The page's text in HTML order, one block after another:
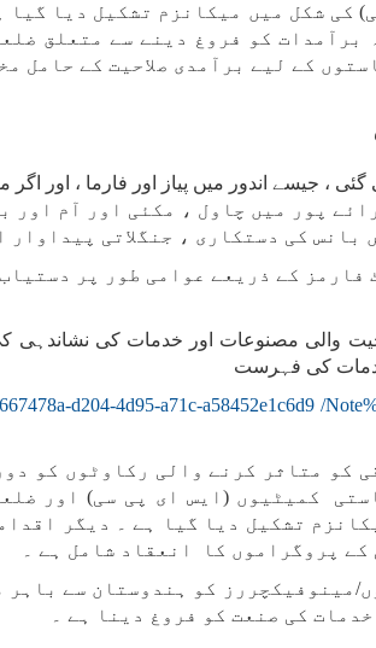
کی شکل میں میکانزم تشکیل دیا گیا
کیے گئے ہیں ، جن میں سے 249 کو متعلقہ برآمدات کو
کے لیے برآمدی صلاحیت کے حامل
پور میں چاول ، مکئی اور آم اور
بانس کی دستکاری ، جنگلاتی پیداوار
کے ذریعے عوامی طور پر
والی مصنوعات اور خدمات کی
کی فہرست
d204-4d95-a71c-a58452e1c6d9 /
کو متاثر کرنے والی رکاوٹوں کو
کمیٹیوں (ایس ای پی سی) اور
تشکیل دیا گیا ہے ۔ دیگر
پروگراموں کا انعقاد شامل ہے ۔
مینوفیکچررز کو ہندوستان سے باہر
کی صنعت کو فروغ دینا ہے ۔